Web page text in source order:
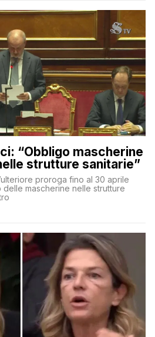
“Obbligo mascherine
strutture sanitarie”
proroga fino al 30 aprile
delle mascherine nelle strutture